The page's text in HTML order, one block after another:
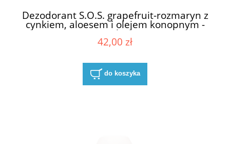
Dezodorant S.O.S. grapefruit-rozmaryn z
cynkiem, aloesem i olejem konopnym -
120 ml LaLe
42,00 zł
do koszyka